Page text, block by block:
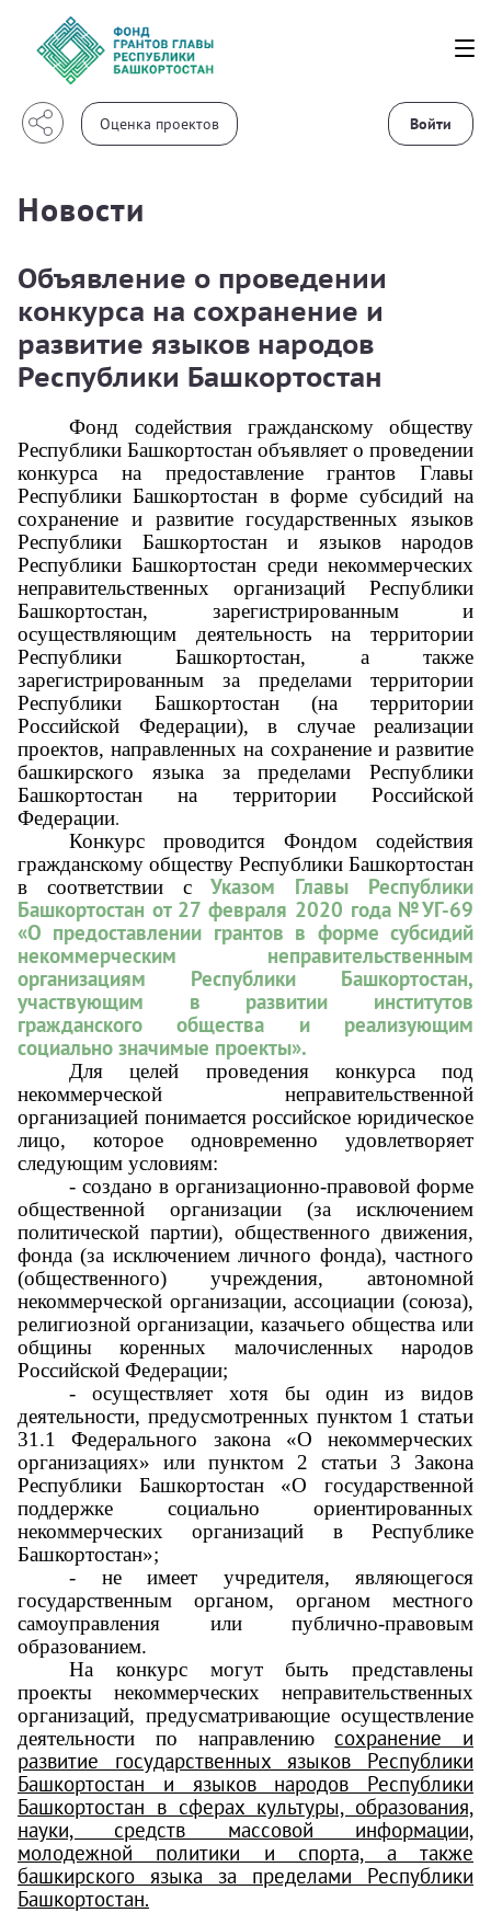
Войти
Новости
Объявление о проведении
конкурса на сохранение и
развитие языков народов
Республики Башкортостан
Фонд содействия гражданскому обществу
Республики Башкортостан объявляет о проведении
конкурса на предоставление грантов Главы
Республики Башкортостан в форме субсидий на
сохранение и развитие государственных языков
Республики Башкортостан и языков народов
Республики Башкортостан среди некоммерческих
неправительственных организаций Республики
Башкортостан, зарегистрированным и
осуществляющим деятельность на территории
Республики Башкортостан, а также
зарегистрированным за пределами территории
Республики Башкортостан (на территории
Российской Федерации), в случае реализации
проектов, направленных на сохранение и развитие
башкирского языка за пределами Республики
Башкортостан на территории Российской
Федерации.
Конкурс проводится Фондом содействия
гражданскому обществу Республики Башкортостан
в соответствии сУказом Главы Республики
Башкортостан от 27 февраля 2020 года №УГ-69
«О предоставлении грантов в форме субсидий
некоммерческим неправительственным
организациям Республики Башкортостан,
участвующим в развитии институтов
гражданского общества и реализующим
социально значимые проекты».
Для целей проведения конкурса под
некоммерческой неправительственной
организацией понимается российское юридическое
лицо, которое одновременно удовлетворяет
следующим условиям:
- создано в организационно-правовой форме
общественной организации (за исключением
политической партии), общественного движения,
фонда (за исключением личного фонда), частного
(общественного) учреждения, автономной
некоммерческой организации, ассоциации (союза),
религиозной организации, казачьего общества или
общины коренных малочисленных народов
Российской Федерации;
- осуществляет хотя бы один из видов
деятельности, предусмотренных пунктом 1 статьи
31.1 Федерального закона «О некоммерческих
организациях» или пунктом 2 статьи 3 Закона
Республики Башкортостан «О государственной
поддержке социально ориентированных
некоммерческих организаций в Республике
Башкортостан»;
- не имеет учредителя, являющегося
государственным органом, органом местного
самоуправления или публично-правовым
образованием.
На конкурс могут быть представлены
проекты некоммерческих неправительственных
организаций, предусматривающие осуществление
деятельности по направлению сохранение и
развитие государственных языков Республики
Башкортостан и языков народов Республики
Башкортостан в сферах культуры, образования,
науки, средств массовой информации,
молодежной политики и спорта, а также
башкирского языка за пределами Республики
Башкортостан.